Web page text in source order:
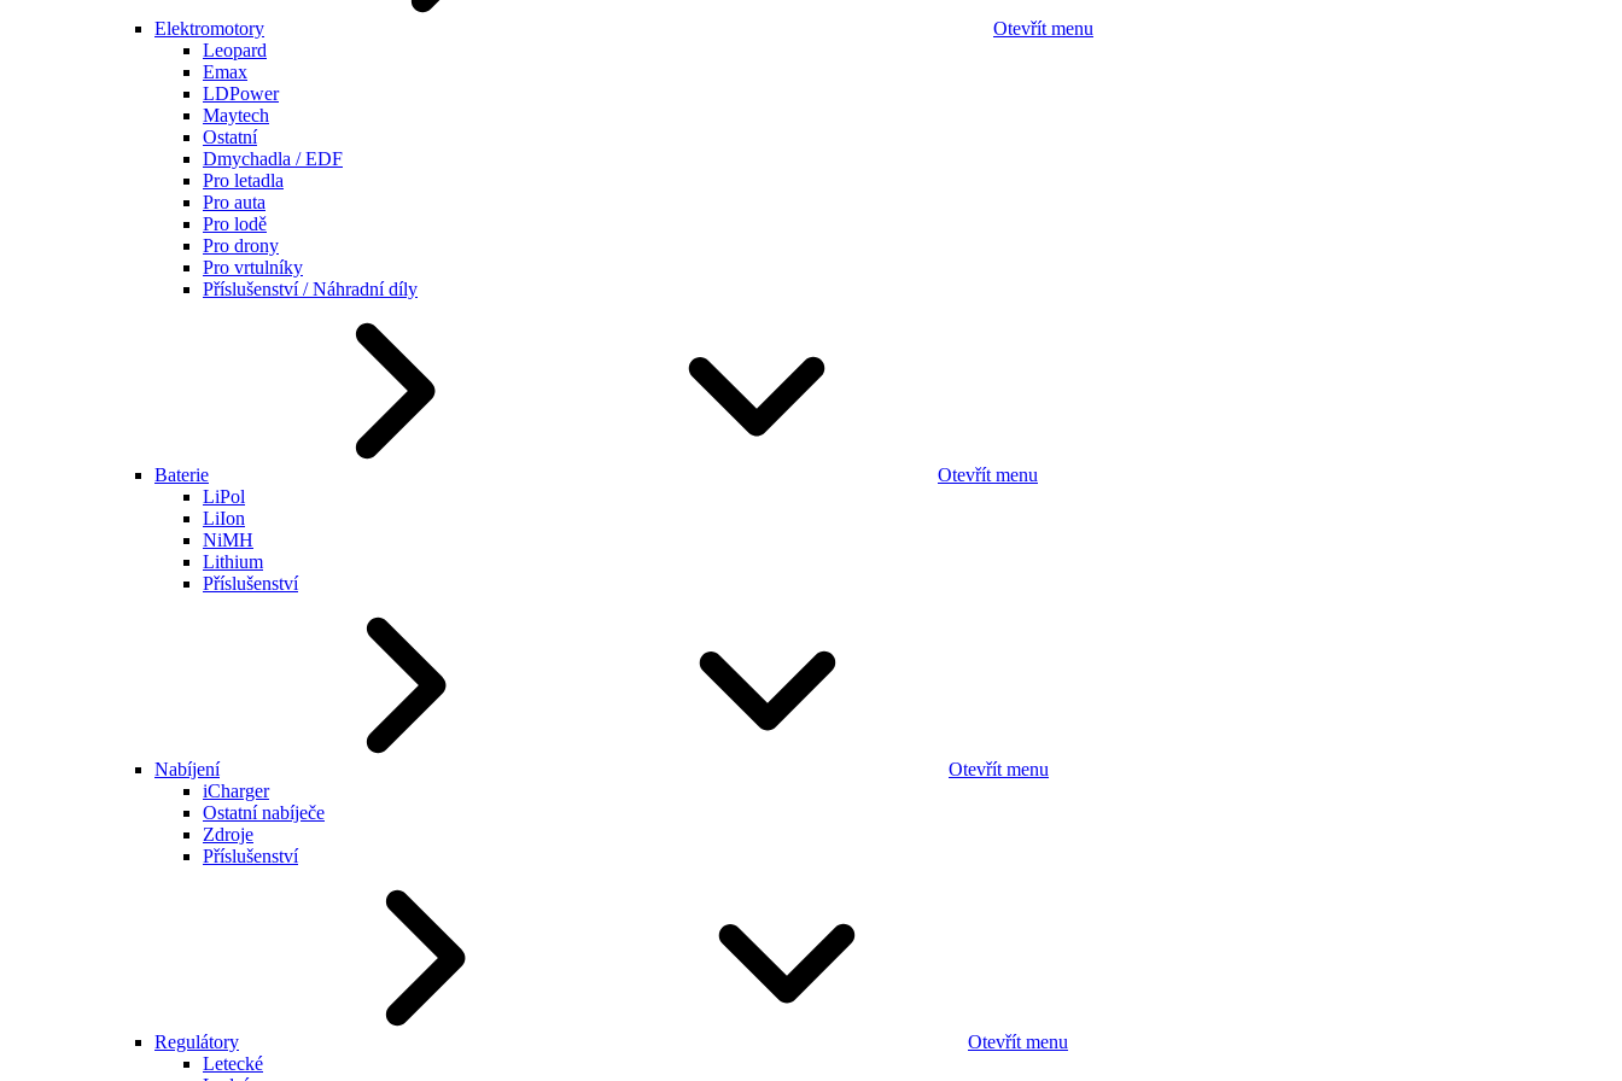
Elektromotory
Otevřít menu
Leopard
Emax
LDPower
Maytech
Ostatní
Dmychadla / EDF
Pro letadla
Pro auta
Pro lodě
Pro drony
Pro vrtulníky
Příslušenství / Náhradní díly
Baterie
Otevřít menu
LiPol
LiIon
NiMH
Lithium
Příslušenství
Nabíjení
Otevřít menu
iCharger
Ostatní nabíječe
Zdroje
Příslušenství
Regulátory
Otevřít menu
Letecké